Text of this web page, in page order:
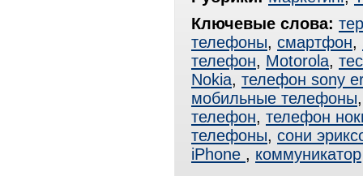
Ключевые слова:
телефоны, смартфон,
телефон, Motorola,
Nokia, телефон sony
мобильные телефоны
телефон, телефон
телефоны, сони
iPhone , коммуникатор